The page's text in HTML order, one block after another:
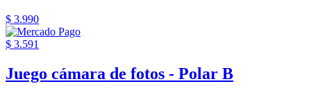
$ 3.990
$ 3.591
Juego cámara de fotos - Polar B